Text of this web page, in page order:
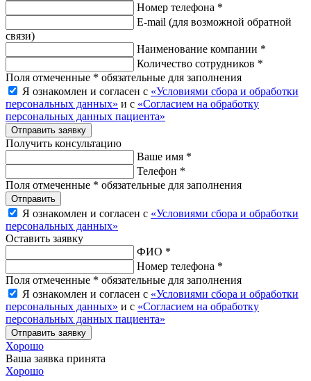
Номер телефона *
E-mail (для возможной обратной
связи)
Наименование компании *
Количество сотрудников *
Поля отмеченные * обязательные для заполнения
Я ознакомлен и согласен с «Условиями сбора и обработки
персональных данных» и с «Согласием на обработку
персональных данных пациента»
Отправить заявку
Получить консультацию
Ваше имя *
Телефон *
Поля отмеченные * обязательные для заполнения
Отправить
Я ознакомлен и согласен с «Условиями сбора и обработки
персональных данных»
Оставить заявку
ФИО *
Номер телефона *
Поля отмеченные * обязательные для заполнения
Я ознакомлен и согласен с «Условиями сбора и обработки
персональных данных» и с «Согласием на обработку
персональных данных пациента»
Отправить заявку
Хорошо
Ваша заявка принята
Хорошо